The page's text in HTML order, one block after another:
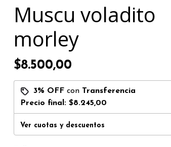
Muscu voladito
morley
$8.500,00
3% OFFcon Transferencia
Precio final: $8.245,00
Ver cuotas y descuentos